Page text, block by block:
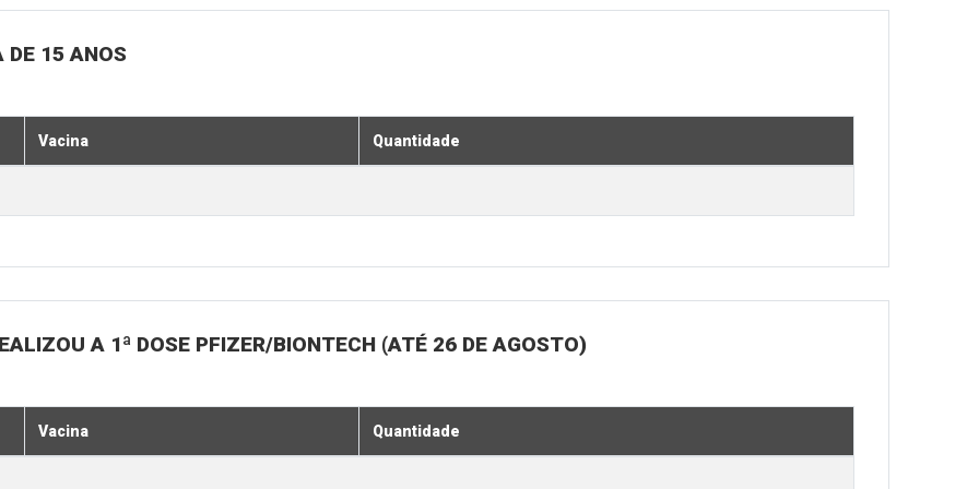
DE 15 ANOS
Vacina Quantidade
A 1ª DOSE PFIZER/BIONTECH (ATÉ 26 DE AGOSTO)
Vacina Quantidade